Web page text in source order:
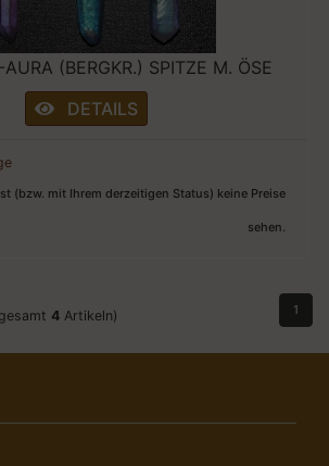
(BERGKR.) SPITZE M. ÖSE
DETAILS
(bzw. mit Ihrem derzeitigen Status) keine Preise
sehen.
4 Artikeln) 1